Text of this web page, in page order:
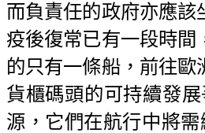
而負責任的政府亦應
疫後復常已有一段時
的只有一條船，前往
貨櫃碼頭的可持續發
源，它們在航行中將